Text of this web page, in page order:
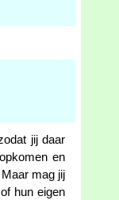
jij daar
en
mag jij
hun eigen